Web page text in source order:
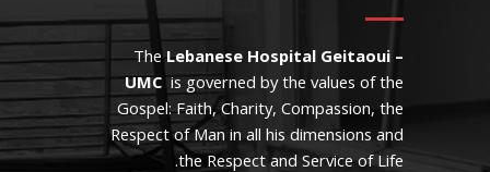
TheLebanese Hospital Geitaoui –
UMC is governed by the values of the
Gospel: Faith, Charity, Compassion, the
Respect of Man in all his dimensions and
the Respect and Service of Life.